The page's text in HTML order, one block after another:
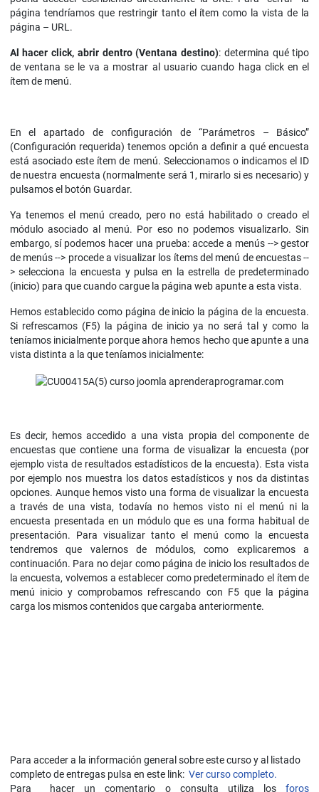
página tendríamos que restringir tanto el ítem como la vista de la
página – URL.
Al hacer click, abrir dentro (Ventana destino): determina qué tipo
de ventana se le va a mostrar al usuario cuando haga click en el
ítem de menú.
En el apartado de configuración de “Parámetros – Básico”
(Configuración requerida) tenemos opción a definir a qué encuesta
está asociado este ítem de menú. Seleccionamos o indicamos el ID
de nuestra encuesta (normalmente será 1, mirarlo si es necesario) y
pulsamos el botón Guardar.
Ya tenemos el menú creado, pero no está habilitado o creado el
módulo asociado al menú. Por eso no podemos visualizarlo. Sin
embargo, sí podemos hacer una prueba: accede a menús --> gestor
de menús --> procede a visualizar los ítems del menú de encuestas --
> selecciona la encuesta y pulsa en la estrella de predeterminado
(inicio) para que cuando cargue la página web apunte a esta vista.
Hemos establecido como página de inicio la página de la encuesta.
Si refrescamos (F5) la página de inicio ya no será tal y como la
teníamos inicialmente porque ahora hemos hecho que apunte a una
vista distinta a la que teníamos inicialmente:
Es decir, hemos accedido a una vista propia del componente de
encuestas que contiene una forma de visualizar la encuesta (por
ejemplo vista de resultados estadísticos de la encuesta). Esta vista
por ejemplo nos muestra los datos estadísticos y nos da distintas
opciones. Aunque hemos visto una forma de visualizar la encuesta
a través de una vista, todavía no hemos visto ni el menú ni la
encuesta presentada en un módulo que es una forma habitual de
presentación. Para visualizar tanto el menú como la encuesta
tendremos que valernos de módulos, como explicaremos a
continuación. Para no dejar como página de inicio los resultados de
la encuesta, volvemos a establecer como predeterminado el ítem de
menú inicio y comprobamos refrescando con F5 que la página
carga los mismos contenidos que cargaba anteriormente.
Para acceder a la información general sobre este curso y al listado
completo de entregas pulsa en este link: Ver curso completo.
Para hacer un comentario o consulta utiliza losforos